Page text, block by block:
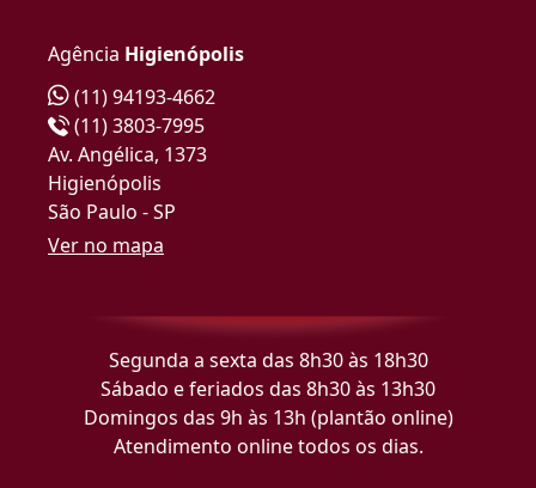
Agência Higienópolis
(11) 94193-4662
(11) 3803-7995
Av. Angélica, 1373
Higienópolis
São Paulo - SP
Ver no mapa
Segunda a sexta das 8h30 às 18h30
Sábado e feriados das 8h30 às 13h30
Domingos das 9h às 13h (plantão online)
Atendimento online todos os dias.